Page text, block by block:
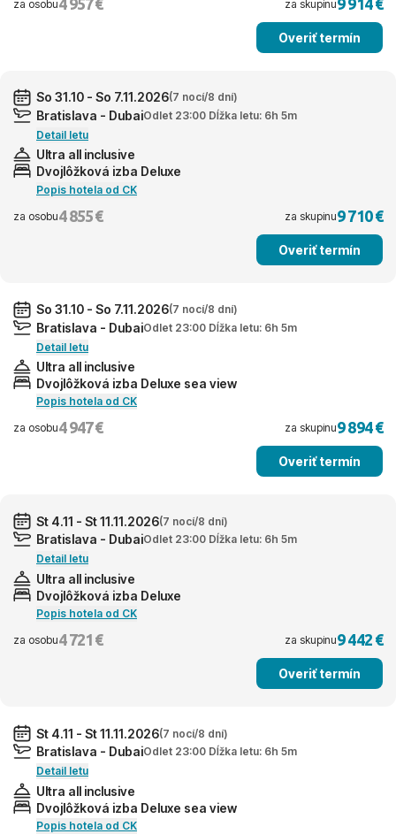
za osobu za skupinu
Overiť termín
So 31.10 - So 7.11.2026(7 nocí/8 dní)
Bratislava - DubaiOdlet 23:00 Dĺžka letu: 6h 5m
Detail letu
Ultra all inclusive
Dvojlôžková izba Deluxe
Popis hotela od CK
za osobu4 855 € za skupinu9 710 €
Overiť termín
So 31.10 - So 7.11.2026(7 nocí/8 dní)
Bratislava - DubaiOdlet 23:00 Dĺžka letu: 6h 5m
Detail letu
Ultra all inclusive
Dvojlôžková izba Deluxe sea view
Popis hotela od CK
za osobu4 947 € za skupinu9 894 €
Overiť termín
St 4.11 - St 11.11.2026(7 nocí/8 dní)
Bratislava - DubaiOdlet 23:00 Dĺžka letu: 6h 5m
Detail letu
Ultra all inclusive
Dvojlôžková izba Deluxe
Popis hotela od CK
za osobu4 721 € za skupinu9 442 €
Overiť termín
St 4.11 - St 11.11.2026(7 nocí/8 dní)
Bratislava - DubaiOdlet 23:00 Dĺžka letu: 6h 5m
Detail letu
Ultra all inclusive
Dvojlôžková izba Deluxe sea view
Popis hotela od CK